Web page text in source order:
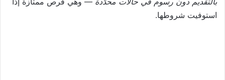
استوفيت شروطها.